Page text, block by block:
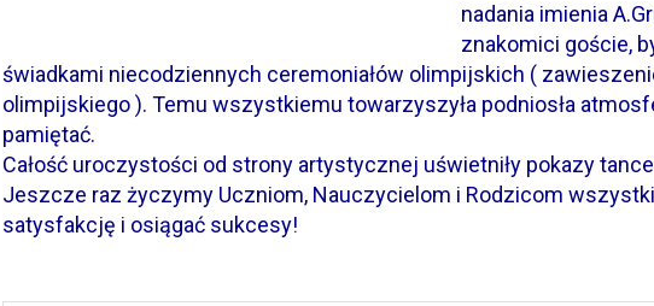
nadania imienia
znakomici goście,
świadkami niecodziennych ceremoniałów olimpijskich (
olimpijskiego ). Temu wszystkiemu towarzyszyła podniosła
pamiętać.
Całość uroczystości od strony artystycznej uświetniły pokazy
Jeszcze raz życzymy Uczniom, Nauczycielom i Rodzicom
satysfakcję i osiągać sukcesy!